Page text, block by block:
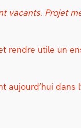
vacants. Pro­jet
ren­dre utile un
aujour­d’hui